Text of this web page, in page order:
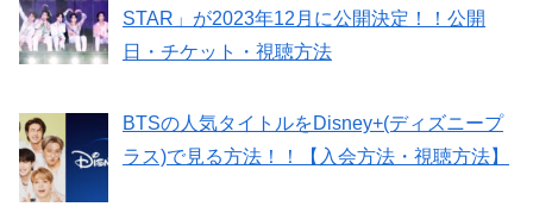
STAR」が2023年12月に公開決定！！公開
日・チケット・視聴方法
BTSの人気タイトルをDisney+(ディズニープ
ラス)で見る方法！！【入会方法・視聴方法】